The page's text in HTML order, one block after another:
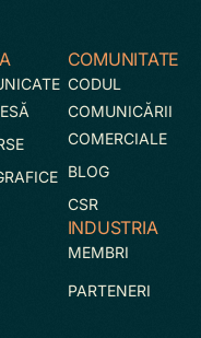
COMUNITATE
CODUL
COMUNICĂRII
COMERCIALE
BLOG
CSR
INDUSTRIA
MEMBRI
PARTENERI